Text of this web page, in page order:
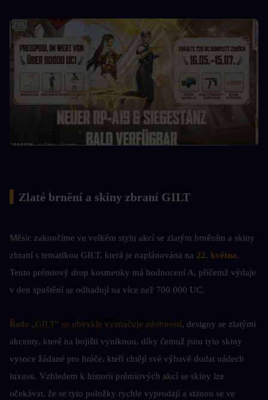
Zlaté brnění a skiny zbraní GILT
Měsíc zakončíme ve velkém stylu akcí se zlatým brněním a skiny
zbraní s tematikou GILT, která je naplánována na 22. května.
Tento prémiový drop kosmetiky má hodnocení A, přičemž výdaje
v den spuštění se odhadují na více než 700 000 UC.
Řada „GILT“ se obvykle vyznačuje zdobností, designy se zlatými
akcenty, které na bojišti vyniknou, díky čemuž jsou tyto skiny
vysoce žádané pro hráče, kteří chtějí své výbavě dodat nádech
luxusu. Vzhledem k historii prémiových akcí se skiny lze
očekávat, že se tyto položky rychle vyprodají a stanou se ve